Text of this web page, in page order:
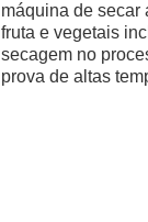
máquina de secar
fruta e vegetais
secagem no
prova de altas